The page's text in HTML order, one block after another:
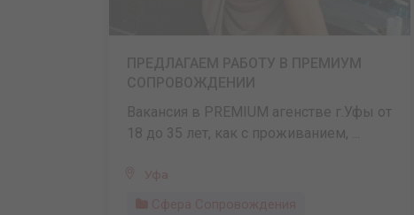
Вакансия в PREMIUM агенстве г.Уфы от
18 до 35 лет, как с проживанием, ...
Уфа
Сфера Сопровождения